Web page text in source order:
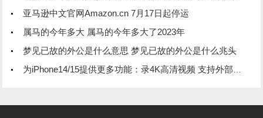
亚马逊中文官网Amazon.cn 7月17日起停运
属马的今年多大 属马的今年多大了2023年
梦见已故的外公是什么意思 梦见已故的外公是什么兆头
为iPhone14/15提供更多功能：录4K高清视频 支持外部时间码同步